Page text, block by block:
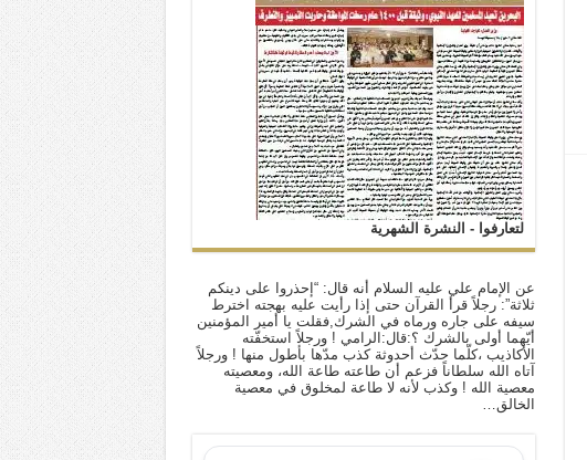
لتعارفوا - النشرة الشهرية
عن الإمام علي عليه السلام أنه قال: “إحذروا على دينكم
ثلاثة”: رجلاً قرأ القرآن حتى إذا رأيت عليه بهجته اخترط
سيفه على جاره ورماه في الشرك,فقلت يا أمير المؤمنين
أيّهما أولى بالشرك ؟:قال:الرامي ! ورجلاً استخفّته
الأكاذيب ،كلّما حدّث أحدوثة كذب مدّها بأطول منها ! ورجلاً
آتاه الله سلطاناً فزعم أن طاعته طاعة الله، ومعصيته
معصية الله ! وكذب لأنه لا طاعة لمخلوق في معصية
الخالق…